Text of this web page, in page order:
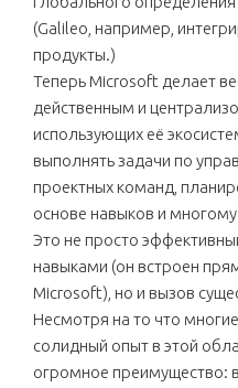
(Galileo, например,
продукты.)
Теперь Microsoft делает
действенным и
использующих её
выполнять задачи по
проектных команд,
основе навыков и
Это не просто
навыками (он встроен
Microsoft), но и вызов
Несмотря на то что
солидный опыт в этой
огромное преимущество: